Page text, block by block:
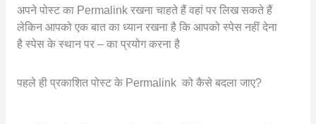
अपने पोस्ट का Permalink रखना चाहते हैं वहां पर लिख सकते हैं
लेकिन आपको एक बात का ध्यान रखना है कि आपको स्पेस नहीं देना
है स्पेस के स्थान पर – का प्रयोग करना है
पहले ही प्रकाशित पोस्ट के Permalink को कैसे बदला जाए?